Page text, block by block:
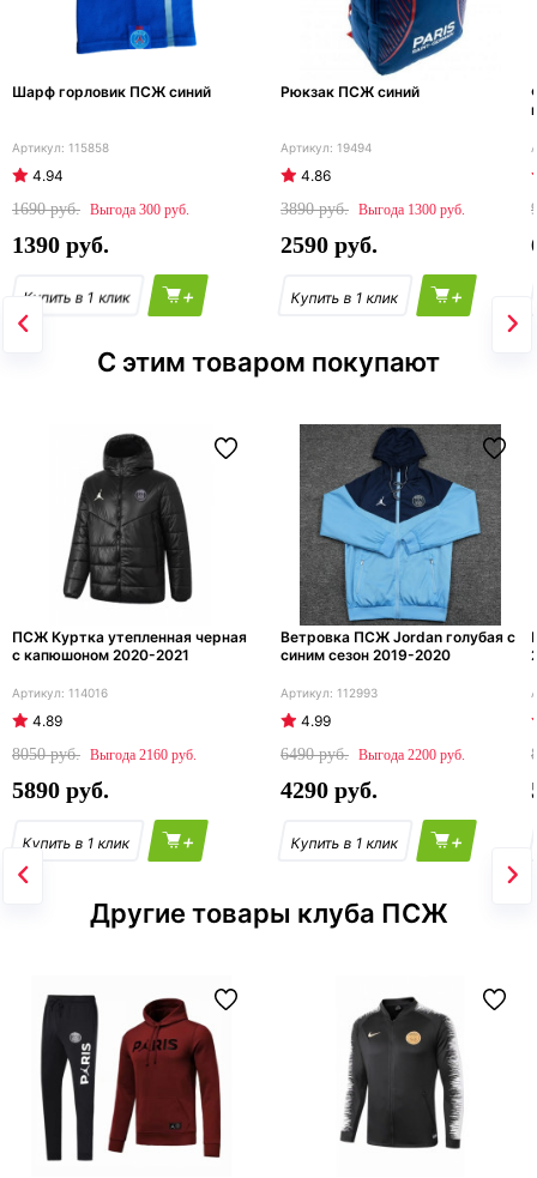
Шарф горловик ПСЖ синий
115858
4.94
1690
300
1390
+
Рюкзак ПСЖ синий
19494
4.86
3890
1300
2590
+
С этим товаром покупают
ПСЖ Куртка утепленная черная
с капюшоном 2020-2021
114016
4.89
8050
2160
5890
+
Ветровка ПСЖ Jordan голубая с
синим сезон 2019-2020
112993
4.99
6490
2200
4290
+
Другие товары клуба ПСЖ